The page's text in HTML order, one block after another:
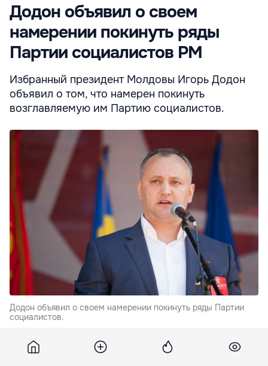
Додон объявил о своем
намерении покинуть ряды
Партии социалистов РМ
Избранный президент Молдовы Игорь Додон
объявил о том, что намерен покинуть
возглавляемую им Партию социалистов.
Додон объявил о своем намерении покинуть ряды Партии
социалистов.
Второй тур президентских выборов прошел